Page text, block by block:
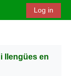
Log in
llengües en